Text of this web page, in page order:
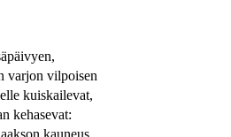
vilpoisen
kuiskailevat,
kehasevat:
kauneus,